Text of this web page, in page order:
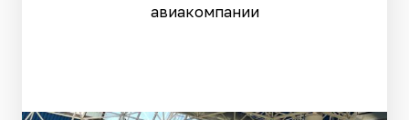
авиакомпании